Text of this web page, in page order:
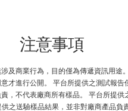
注意事項
及商業行為，目的僅為傳遞資訊用途
才進行公開。 平台所提供之測試報告
，不代表廠商所有樣品。 平台所提供
之送驗樣品結果，並非對廠商產品負責